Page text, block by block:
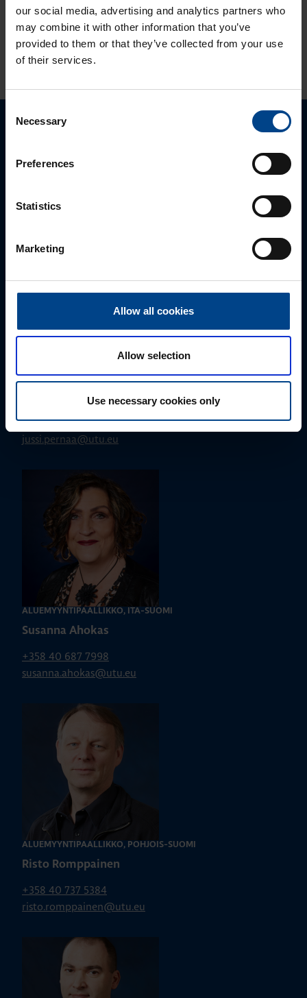
our social media, advertising and analytics partners who
may combine it with other information that you’ve
provided to them or that they’ve collected from your use
of their services.
Selection
Necessary
Preferences
Statistics
Marketing
Allow all cookies
Allow selection
Use necessary cookies only
KATSO LISÄÄ ARTIKKELEITA
sähköpostitse tai verkkolomakkeen kautta.
ALUEMYYNTIPÄÄLLIKKÖ, LÄNSI-SUOMI
+358 50 596 7006
jussi.pernaa@utu.eu
ALUEMYYNTIPÄÄLLIKKÖ, ITÄ-SUOMI
Susanna Ahokas
+358 40 687 7998
susanna.ahokas@utu.eu
ALUEMYYNTIPÄÄLLIKKÖ, POHJOIS-SUOMI
Risto Romppainen
+358 40 737 5384
risto.romppainen@utu.eu